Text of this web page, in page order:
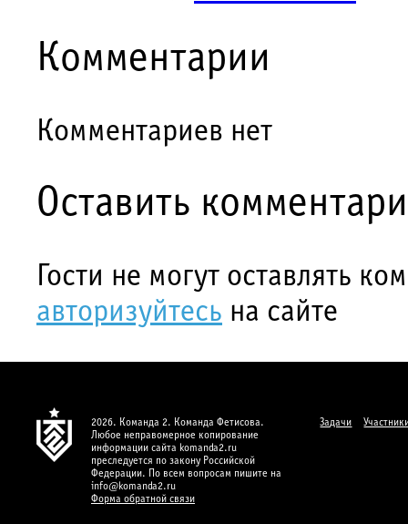
Комментарии
Комментариев нет
Оставить
Гости не могут оставлять
авторизуйтесь на сайте
2026. Команда 2. Команда Фетисова.
Любое неправомерное копирование
информации сайта komanda2.ru
преследуется по закону Российской
Федерации. По всем вопросам пишите на
info@komanda2.ru
Форма обратной связи
Задачи